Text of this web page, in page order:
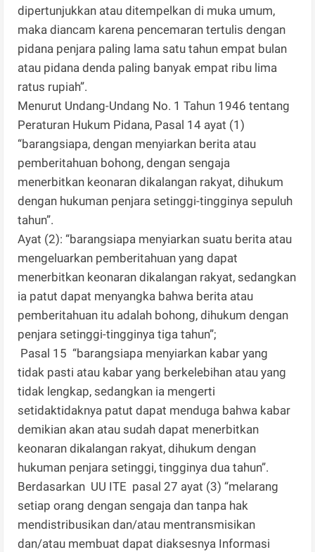
dipertunjukkan atau ditempelkan di muka umum,
maka diancam karena pencemaran tertulis dengan
pidana penjara paling lama satu tahun empat bulan
atau pidana denda paling banyak empat ribu lima
ratus rupiah”.
Menurut Undang-Undang No. 1 Tahun 1946 tentang
Peraturan Hukum Pidana, Pasal 14 ayat (1)
“barangsiapa, dengan menyiarkan berita atau
pemberitahuan bohong, dengan sengaja
menerbitkan keonaran dikalangan rakyat, dihukum
dengan hukuman penjara setinggi-tingginya sepuluh
tahun”.
Ayat (2): “barangsiapa menyiarkan suatu berita atau
mengeluarkan pemberitahuan yang dapat
menerbitkan keonaran dikalangan rakyat, sedangkan
ia patut dapat menyangka bahwa berita atau
pemberitahuan itu adalah bohong, dihukum dengan
penjara setinggi-tingginya tiga tahun”;
Pasal 15 “barangsiapa menyiarkan kabar yang
tidak pasti atau kabar yang berkelebihan atau yang
tidak lengkap, sedangkan ia mengerti
setidaktidaknya patut dapat menduga bahwa kabar
demikian akan atau sudah dapat menerbitkan
keonaran dikalangan rakyat, dihukum dengan
hukuman penjara setinggi, tingginya dua tahun”.
Berdasarkan UU ITE pasal 27 ayat (3) “melarang
setiap orang dengan sengaja dan tanpa hak
mendistribusikan dan/atau mentransmisikan
dan/atau membuat dapat diaksesnya Informasi